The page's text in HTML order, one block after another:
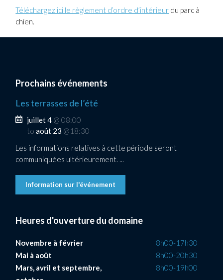
Téléchargez ici le règlement d’ordre d’intérieur du parc à
chien.
Prochains événements
Les terrasses de l’été
juillet 4 @ 08:00
to août 23 @18:30
Les informations relatives à cette période seront
communiquées ultérieurement. ...
Information sur l'événement
Heures d'ouverture du domaine
Novembre à février
Mai à août
Mars, avril et septembre,
8h00-17h30
8h00-20h30
8h00-19h00